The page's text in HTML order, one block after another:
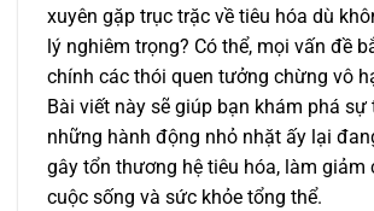
xuyên gặp trục trặc về tiêu hóa dù
lý nghiêm trọng? Có thể, mọi vấn đề
chính các thói quen tưởng chừng vô
Bài viết này sẽ giúp bạn khám phá sự
những hành động nhỏ nhặt ấy lại
gây tổn thương hệ tiêu hóa, làm giảm
cuộc sống và sức khỏe tổng thể.